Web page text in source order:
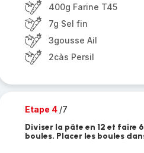
400g Farine T45
7g Sel fin
3gousse Ail
2càs Persil
Etape 4 /7
Diviser la pâte en 12 et faire
boules. Placer les boules